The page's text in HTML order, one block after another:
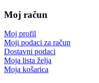
Moj račun
Moj profil
Moji podaci za račun
Dostavni podaci
Moja lista želja
Moja košarica